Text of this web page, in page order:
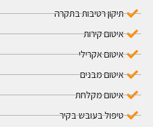
תיקון רטיבות בתקרה
איטום קירות
איטום אקרילי
איטום מבנים
איטום מקלחת
טיפול בעובש בקיר